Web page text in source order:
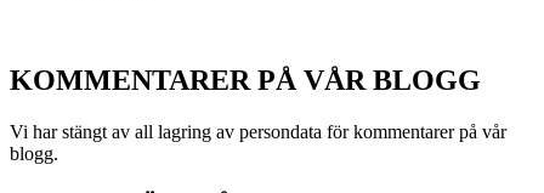
KOMMENTARER PÅ VÅR BLOGG
Vi har stängt av all lagring av persondata för kommentarer på vår
blogg.